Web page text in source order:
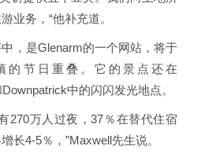
业务，“他补充道。
，是Glenarm的一个网站，将于
的节日重叠。它的景点还在
中的闪闪发光地点。
270万人过夜，37％在替代住宿
长4-5％，”Maxwell先生说。